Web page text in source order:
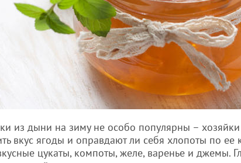
из дыни на зиму не особо популярны –
вкус ягоды и оправдают ли себя хлопоты по
цукаты, компоты, желе, варенье и джемы.